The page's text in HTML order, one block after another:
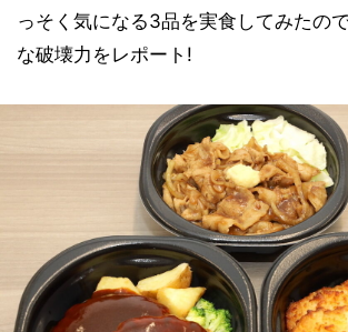
っそく気になる3品を実食してみたの
な破壊力をレポート!